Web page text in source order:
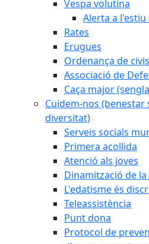
Vespa volutina
Alerta a l'estiu
Rates
Erugues
Ordenança de
Associació de
Caça major
Cuidem-nos (benestar
diversitat)
Serveis socials
Primera acollida
Atenció als joves
Dinamització de
L'edatisme és
Teleassistència
Punt dona
Protocol de